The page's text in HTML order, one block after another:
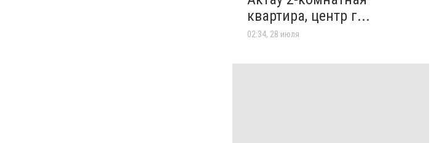
квартира, центр г...
02:34, 28 июля